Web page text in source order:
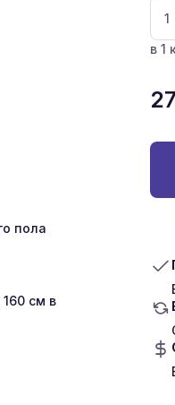
в 1
пола
см в